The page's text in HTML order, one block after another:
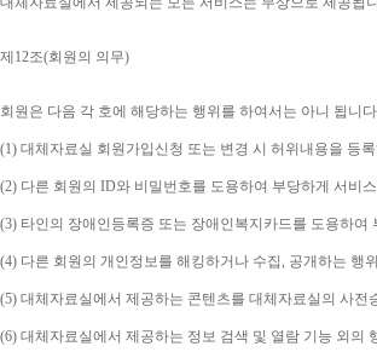
제 12조(회원의 의무)
회원은 다음 각 호에 해당하는 행위를 하여서는 아니 됩니다
(1) 대체자료실 회원가입신청 또는 변경 시 허위내용을 등록
(2) 다른 회원의 ID와 비밀번호를 도용하여 부당하게 서비
(3) 타인의 장애인등록증 또는 장애인복지카드를 도용하여
(4) 다른 회원의 개인정보를 해킹하거나 수집, 공개하는 행위
(5) 대체자료실에서 제공하는 콘텐츠를 대체자료실의 사
(6) 대체자료실에서 제공하는 정보 검색 및 열람 기능 외의